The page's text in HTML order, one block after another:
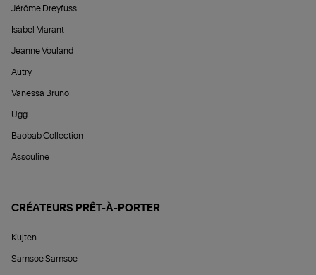
Jérôme Dreyfuss
Isabel Marant
Jeanne Vouland
Autry
Vanessa Bruno
Ugg
Baobab Collection
Assouline
CRÉATEURS PRÊT-À-PORTER
Kujten
Samsoe Samsoe